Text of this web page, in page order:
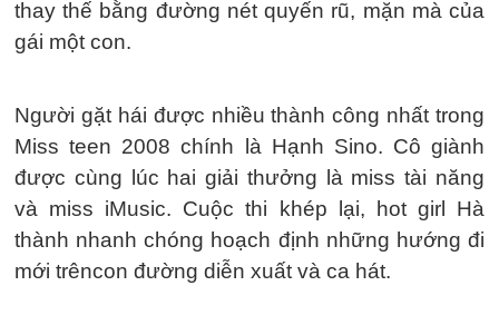
thay thế bằng đường nét quyến rũ, mặn mà của
gái một con.
Người gặt hái được nhiều thành công nhất trong
Miss teen 2008 chính là Hạnh Sino. Cô giành
được cùng lúc hai giải thưởng là miss tài năng
và miss iMusic. Cuộc thi khép lại, hot girl Hà
thành nhanh chóng hoạch định những hướng đi
mới trêncon đường diễn xuất và ca hát.